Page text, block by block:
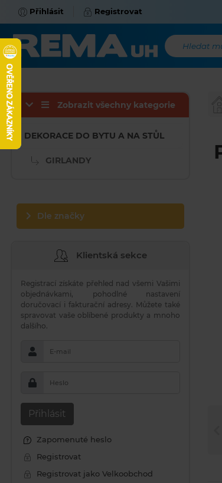
Přihlásit Registrovat
Hledat
Zobrazit všechny kategorie
DEKORACE DO BYTU A NA STŮL
GIRLANDY
Dle značky
Klientská sekce
Registrací získáte přehled nad všemi Vašimi
objednávkami, pohodlné nastavení
doručovací i fakturační adresy. Můžete také
spravovat vaše oblíbené produkty a mnoho
dalšího.
E-mail
Heslo
Přihlásit
Zapomenuté heslo
Registrovat
Registrovat jako Velkoobchod